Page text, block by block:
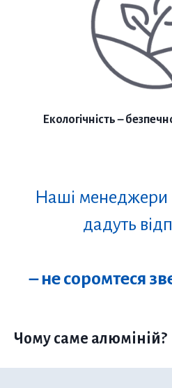
Екологічність –
Наші менеджери
дадуть
– не соромтеся
Чому саме алюміній?